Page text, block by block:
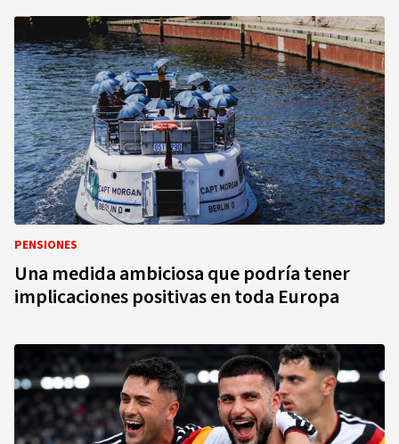
PENSIONES
Una medida ambiciosa que podría tener
implicaciones positivas en toda Europa